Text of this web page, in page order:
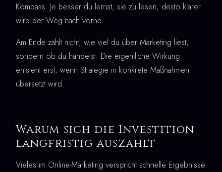
Kompass. Je besser du lernst, sie zu lesen, desto klarer
wird der Weg nach vorne.
Am Ende zählt nicht, wie viel du über Marketing liest,
sondern ob du handelst. Die eigentliche Wirkung
entsteht erst, wenn Strategie in konkrete Maßnahmen
übersetzt wird.
Warum sich die Investition
langfristig auszahlt
Vieles im Online-Marketing verspricht schnelle Ergebnisse